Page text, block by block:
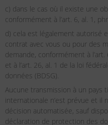
c) dans le cas où il existe une
conformément à l’art. 6, al. 1,
d) cela est légalement autorisé
contrat avec vous ou pour des
demande, conformément à
et à l’art. 26, al. 1 de la loi
données (BDSG).
Aucune transmission à un pays
internationale n’est prévue et il
décision automatisée, sauf
déclaration de protection des